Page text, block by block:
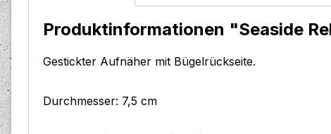
Produktinformationen "Seaside
Gestickter Aufnäher mit Bügelrückseite.
Durchmesser: 7,5 cm